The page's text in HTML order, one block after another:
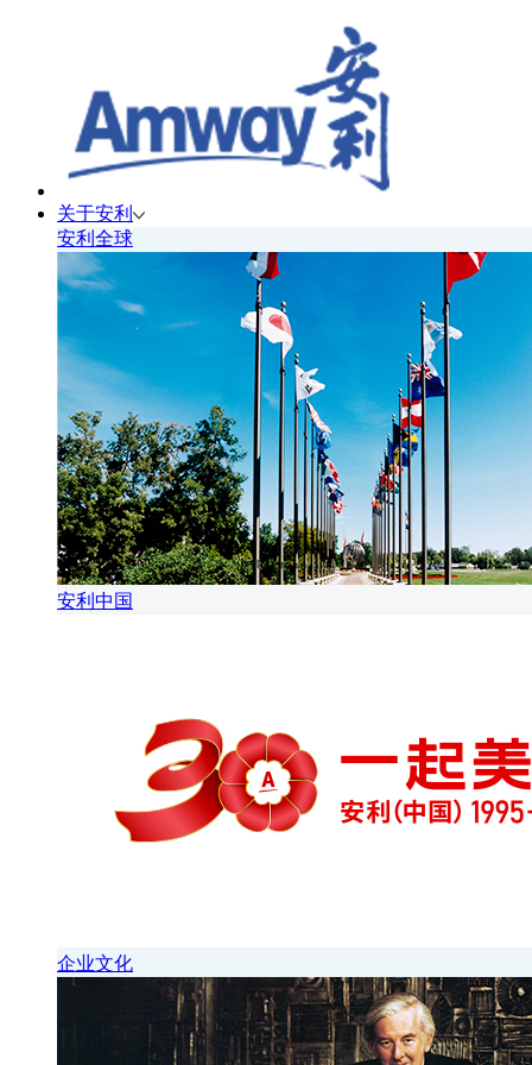
关于安利
安利全球
安利中国
企业文化